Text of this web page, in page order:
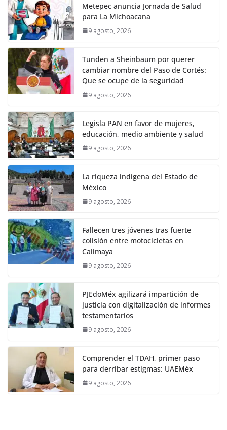
Metepec anuncia Jornada de Salud
para La Michoacana
9 agosto, 2026
Tunden a Sheinbaum por querer
cambiar nombre del Paso de Cortés:
Que se ocupe de la seguridad
9 agosto, 2026
Legisla PAN en favor de mujeres,
educación, medio ambiente y salud
9 agosto, 2026
La riqueza indígena del Estado de
México
9 agosto, 2026
Fallecen tres jóvenes tras fuerte
colisión entre motocicletas en
Calimaya
9 agosto, 2026
PJEdoMéx agilizará impartición de
justicia con digitalización de informes
testamentarios
9 agosto, 2026
Comprender el TDAH, primer paso
para derribar estigmas: UAEMéx
9 agosto, 2026